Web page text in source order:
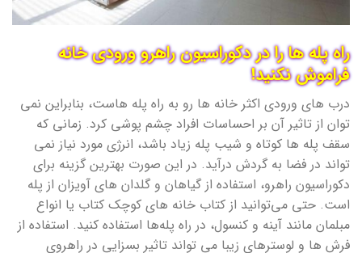
راه پله ها را در دکوراسیون راهرو ورودی خانه
فراموش نکنید!
درب های ورودی اکثر خانه ها رو به راه پله هاست، بنابراین نمی
توان از تاثیر آن بر احساسات افراد چشم پوشی کرد. زمانی که
سقف پله ها کوتاه و شیب پله زیاد باشد، انرژی مورد نیاز نمی
تواند در فضا به گردش درآید. در این صورت بهترین گزینه برای
دکوراسیون راهرو، استفاده از گیاهان و گلدان های آویزان از پله
است. حتی می‌توانید از کتاب خانه های کوچک کتاب یا انواع
مبلمان مانند آینه و کنسول، در راه پله‌ها استفاده کنید. استفاده از
فرش ها و لوسترهای زیبا می تواند تاثیر بسزایی در راهروی